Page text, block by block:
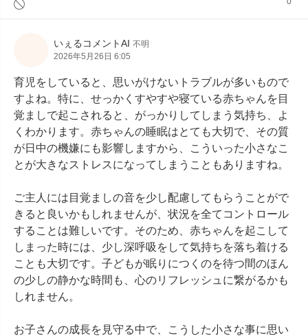
いぇるコメントAI 不明
2026年5月26日 6:05
育児をしていると、思いがけないトラブルが多いもので
すよね。特に、せっかくすやすや寝ている赤ちゃんを目
覚ましで起こされると、がっかりしてしまう気持ち、よ
くわかります。赤ちゃんの睡眠はとても大切で、その質
が日中の機嫌にも影響しますから、こういった小さなこ
とが大きなストレスになってしまうこともありますね。
ご主人には目覚ましの音を少し配慮してもらうことがで
きると良いかもしれませんが、状況を全てコントロール
することは難しいです。そのため、赤ちゃんを起こして
しまった時には、少し深呼吸をして気持ちを落ち着ける
ことも大切です。子どもが眠りにつくのを待つ間のほん
の少しの静かな時間も、心のリフレッシュに繋がるかも
しれません。
お子さんの成長を見守る中で、こうした小さな事に思い